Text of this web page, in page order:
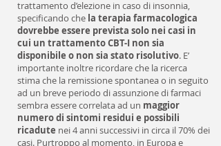
trattamento d’elezione in caso di insonnia,
specificando che la terapia farmacologica
dovrebbe essere prevista solo nei casi in
cui un trattamento CBT-I non sia
disponibile o non sia stato risolutivo. E’
importante inoltre ricordare che la ricerca
stima che la remissione spontanea o in seguito
ad un breve periodo di assunzione di farmaci
sembra essere correlata ad un maggior
numero di sintomi residui e possibili
ricadute nei 4 anni successivi in circa il 70% dei
casi. Purtroppo al momento, in Europa e